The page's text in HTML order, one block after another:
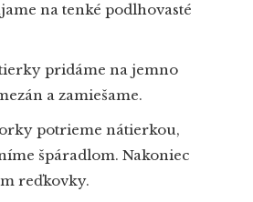
na tenké podlhovasté
pridáme na jemno
a zamiešame.
potrieme nátierkou,
špáradlom. Nakoniec
reďkovky.